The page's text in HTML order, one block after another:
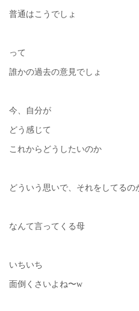
普通はこうでしょ
って
誰かの過去の意見でしょ
今、自分が
どう感じて
これからどうしたいのか
どういう思いで、それをしてるの
なんて言ってくる母
いちいち
面倒くさいよね〜w